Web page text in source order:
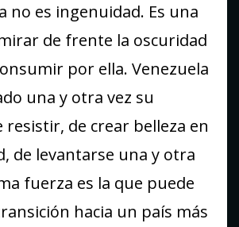
no es ingenuidad. Es una
de frente la oscuridad
por ella. Venezuela
una y otra vez su
resistir, de crear belleza en
de levantarse una y otra
fuerza es la que puede
hacia un país más